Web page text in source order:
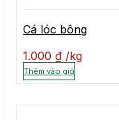
Cá lóc bông
1.000 ₫ kg
Thêm vào giỏ